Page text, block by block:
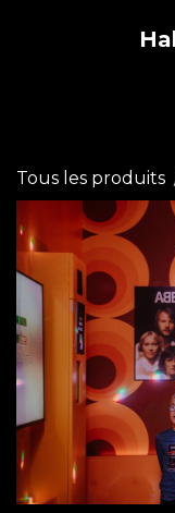
Tous les produits